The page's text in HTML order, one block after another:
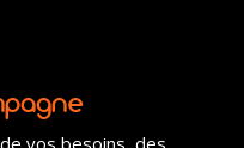
vos besoins, des